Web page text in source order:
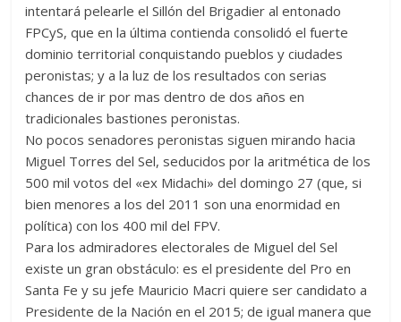
intentará pelearle el Sillón del Brigadier al entonado
FPCyS, que en la última contienda consolidó el fuerte
dominio territorial conquistando pueblos y ciudades
peronistas; y a la luz de los resultados con serias
chances de ir por mas dentro de dos años en
tradicionales bastiones peronistas.
No pocos senadores peronistas siguen mirando hacia
Miguel Torres del Sel, seducidos por la aritmética de los
500 mil votos del «ex Midachi» del domingo 27 (que, si
bien menores a los del 2011 son una enormidad en
política) con los 400 mil del FPV.
Para los admiradores electorales de Miguel del Sel
existe un gran obstáculo: es el presidente del Pro en
Santa Fe y su jefe Mauricio Macri quiere ser candidato a
Presidente de la Nación en el 2015; de igual manera que